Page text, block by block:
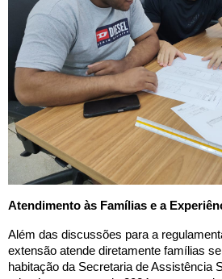
Atendimento às Famílias e a
Além das discussões para a
extensão atende diretamente famílias
habitação da Secretaria de Assistência